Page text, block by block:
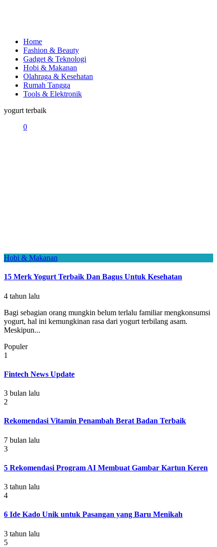
Home
Fashion & Beauty
Gadget & Teknologi
Hobi & Makanan
Olahraga & Kesehatan
Rumah Tangga
Tools & Elektronik
yogurt terbaik
0
Hobi & Makanan
15 Merk Yogurt Terbaik Dan Bagus Untuk Kesehatan
4 tahun lalu
Bagi sebagian orang mungkin belum terlalu familiar mengkonsumsi
yogurt, hal ini kemungkinan rasa dari yogurt terbilang asam.
Meskipun...
Populer
1
Fintech News Update
3 bulan lalu
2
Rekomendasi Vitamin Penambah Berat Badan Terbaik
7 bulan lalu
3
5 Rekomendasi Program AI Membuat Gambar Kartun Keren
3 tahun lalu
4
6 Ide Kado Unik untuk Pasangan yang Baru Menikah
3 tahun lalu
5